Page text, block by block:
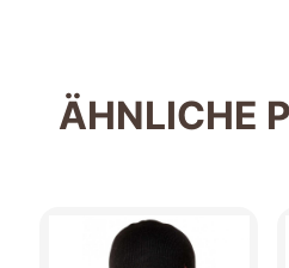
ÄHNLICHE